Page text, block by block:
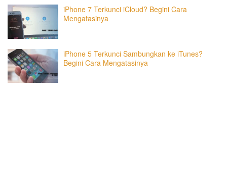
iPhone 7 Terkunci iCloud? Begini Cara
Mengatasinya
iPhone 5 Terkunci Sambungkan ke iTunes?
Begini Cara Mengatasinya